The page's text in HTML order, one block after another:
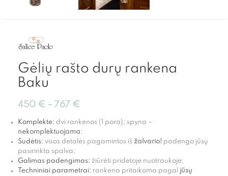
Gėlių rašto durų rankena
Baku
450 € – 767 €
Komplekte: dvi rankenos (1 pora); spyna –
nekomplektuojama;
Sudėtis: visos detalės pagamintos iš žalvario! padengo jūsų
pasirinkta spalva;
Galimas padengimas: žiūrėti pridėtoje nuotraukoje;
Techniniai parametrai: rankena pritaikoma pagal jūsų